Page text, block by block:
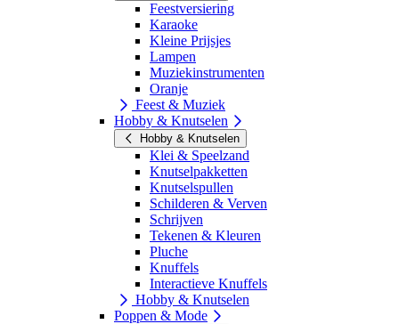
Feestversiering
Karaoke
Kleine Prijsjes
Lampen
Muziekinstrumenten
Oranje
Feest & Muziek
Hobby & Knutselen
Hobby & Knutselen
Klei & Speelzand
Knutselpakketten
Knutselspullen
Schilderen & Verven
Schrijven
Tekenen & Kleuren
Pluche
Knuffels
Interactieve Knuffels
Hobby & Knutselen
Poppen & Mode